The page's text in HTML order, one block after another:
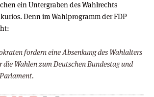
ein Untergraben des Wahlrechts
Denn im Wahlprogramm der FDP
fordern eine Absenkung des Wahlalters
die Wahlen zum Deutschen Bundestag und